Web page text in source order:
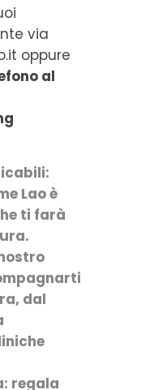
via
oppure
al
Lao è
ti farà
dal
regala